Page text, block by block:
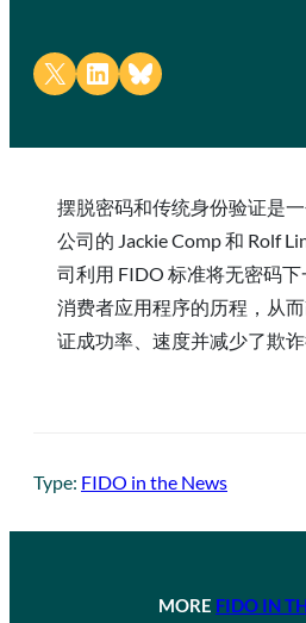
Share on X Share on LinkedIn
Share on Bluesky
摆脱密码和传统身份验证是
公司的 Jackie Comp 和 Rolf
司利用 FIDO 标准将无密码
消费者应用程序的历程，从
证成功率、速度并减少了欺诈
Type: FIDO in the News
MORE FIDO IN